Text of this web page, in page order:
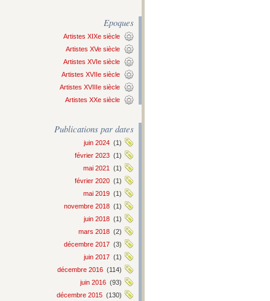
Epoques
Artistes XIXe siècle
Artistes XVe siècle
Artistes XVIe siècle
Artistes XVIIe siècle
Artistes XVIIIe siècle
Artistes XXe siècle
Publications par dates
juin 2024 (1)
février 2023 (1)
mai 2021
(1)
février 2020 (1)
mai 2019 (1)
novembre 2018 (1)
juin 2018 (1)
mars 2018 (2)
décembre 2017 (3)
juin 2017 (1)
décembre 2016 (114)
juin 2016 (93)
décembre 2015 (130)